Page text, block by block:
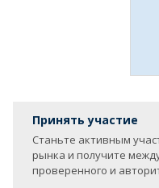
Принять участие
Станьте активным
рынка и получите
проверенного и